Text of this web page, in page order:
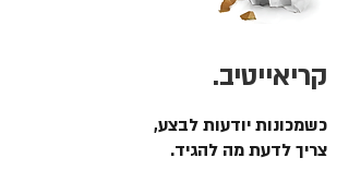
קריאייטיב.
כשמכונות יודעות לבצע,
צריך לדעת מה להגיד.